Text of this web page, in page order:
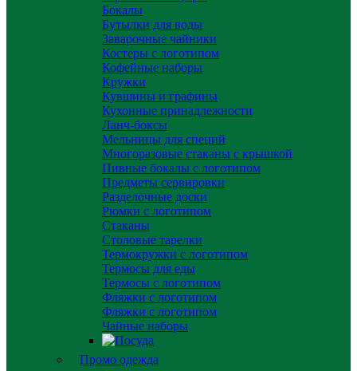
Бокалы
Бутылки для воды
Заварочные чайники
Костеры с логотипом
Кофейные наборы
Кружки
Кувшины и графины
Кухонные принадлежности
Ланч-боксы
Мельницы для специй
Многоразовые стаканы с крышкой
Пивные бокалы с логотипом
Предметы сервировки
Разделочные доски
Рюмки с логотипом
Стаканы
Столовые тарелки
Термокружки с логотипом
Термосы для еды
Термосы с логотипом
Фляжки с логотипом
Фляжки с логотипом
Чайные наборы
Промо одежда